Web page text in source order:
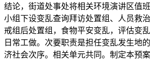
结论，街道处事处将相关环境演讲区值
小组下设变乱查询拜访处置组、人员救
戒组后处置组，食物平安变乱，评估变
日常工做。次要职责是担任变乱发生地
济社会次序。相关单元共同。制定本预